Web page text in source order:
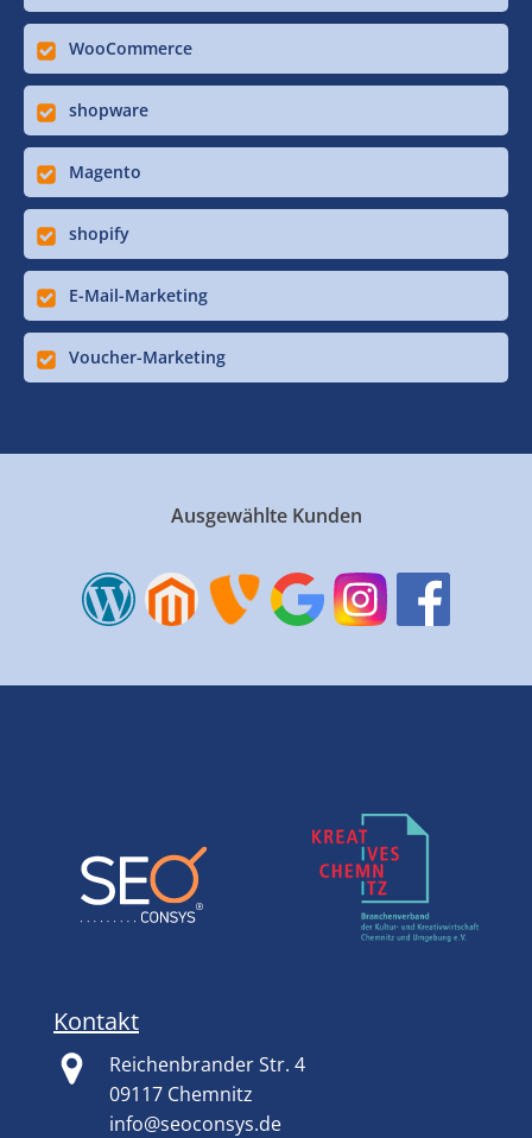
WooCommerce
shopware
Magento
shopify
E-Mail-Marketing
Voucher-Marketing
Ausgewählte Kunden
Kontakt
Reichenbrander Str. 4
09117 Chemnitz
info@seoconsys.de